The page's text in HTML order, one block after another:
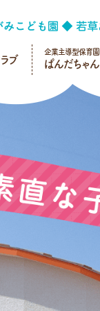
ブ
企業主導型保育園
ぱんだちゃん